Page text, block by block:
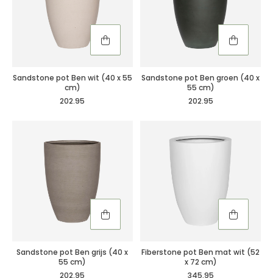
Sandstone pot Ben wit (40 x 55
cm)
202.95
Sandstone pot Ben groen (40 x
55 cm)
202.95
Sandstone pot Ben grijs (40 x
55 cm)
202.95
Fiberstone pot Ben mat wit (52
x 72 cm)
345.95